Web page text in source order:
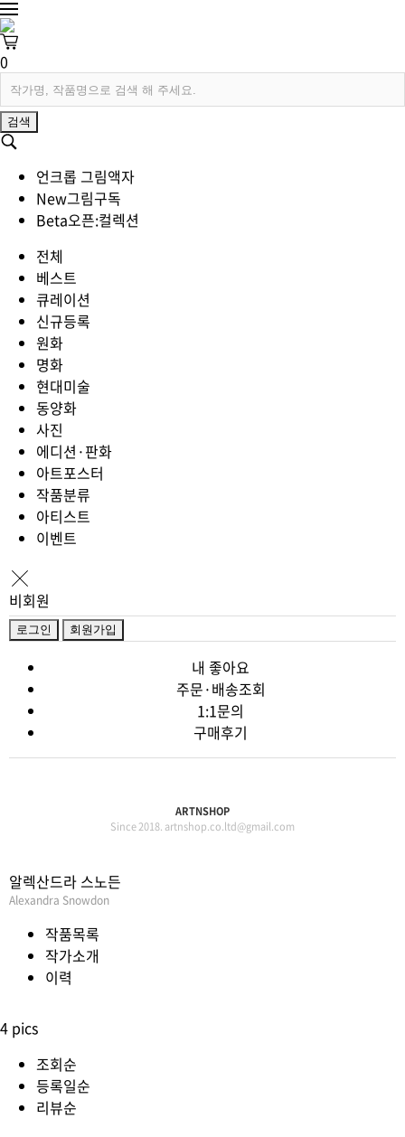
0
검색
언크롭 그림액자
New그림구독
Beta오픈:컬렉션
전체
베스트
큐레이션
신규등록
원화
명화
현대미술
동양화
사진
에디션·판화
아트포스터
작품분류
아티스트
이벤트
비회원
로그인 회원가입
내 좋아요
주문·배송조회
1:1문의
구매후기
ARTNSHOP
Since 2018. artnshop.co.ltd@gmail.com
알렉산드라 스노든
Alexandra Snowdon
작품목록
작가소개
이력
4 pics
조회순
등록일순
리뷰순